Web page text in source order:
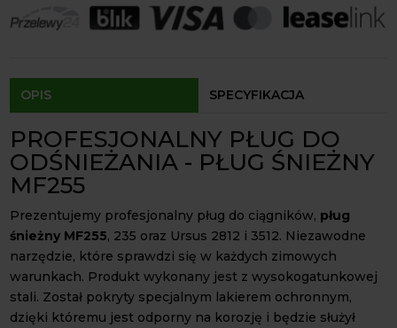
Agrol transport: 200 zł
Agrol transport gabaryty: ustalane indywidualnie
Dostępność form dostawy i ceny uzależniona od produktu.
OPIS SPECYFIKACJA
PROFESJONALNY PŁUG DO
ODŚNIEŻANIA - PŁUG ŚNIEŻNY
MF255
Prezentujemy profesjonalny pług do ciągników, pług
śnieżny MF255, 235 oraz Ursus 2812 i 3512. Niezawodne
narzędzie, które sprawdzi się w każdych zimowych
warunkach. Produkt wykonany jest z wysokogatunkowej
stali. Został pokryty specjalnym lakierem ochronnym,
dzięki któremu jest odporny na korozję i będzie służył